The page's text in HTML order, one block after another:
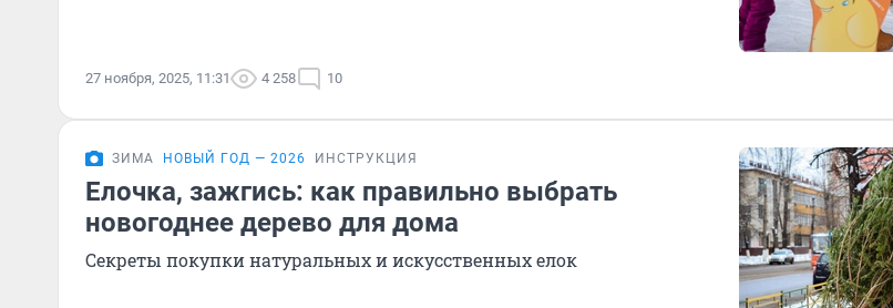
27 ноября, 2025, 11:31 4 258 10
ЗИМА НОВЫЙ ГОД — 2026 ИНСТРУКЦИЯ
Елочка, зажгись: как правильно выбрать
новогоднее дерево для дома
Секреты покупки натуральных и искусственных елок